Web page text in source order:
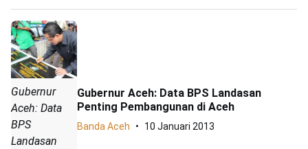
Gubernur
Aceh: Data
BPS
Landasan
Gubernur Aceh: Data BPS Landasan
Penting Pembangunan di Aceh
Banda Aceh 10 Januari 2013